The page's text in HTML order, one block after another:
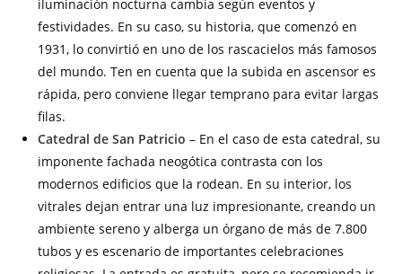
iluminación nocturna cambia según eventos y
festividades. En su caso, su historia, que comenzó en
1931, lo convirtió en uno de los rascacielos más famosos
del mundo. Ten en cuenta que la subida en ascensor es
rápida, pero conviene llegar temprano para evitar largas
filas.
Catedral de San Patricio – En el caso de esta catedral, su
imponente fachada neogótica contrasta con los
modernos edificios que la rodean. En su interior, los
vitrales dejan entrar una luz impresionante, creando un
ambiente sereno y alberga un órgano de más de 7.800
tubos y es escenario de importantes celebraciones